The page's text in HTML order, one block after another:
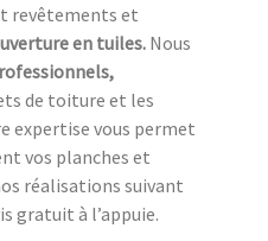
revêtements et
en tuiles. Nous
de toiture et les
expertise vous permet
vos planches et
réalisations suivant
gratuit à l’appuie.